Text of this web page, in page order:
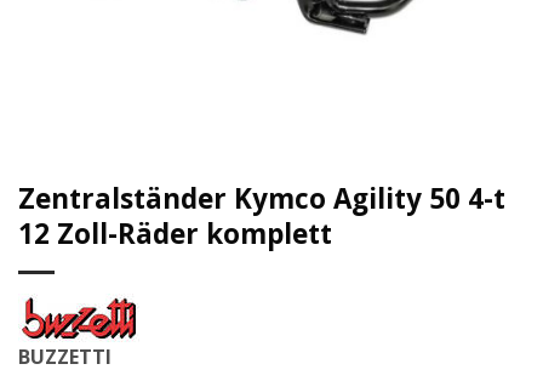
Zentralständer Kymco Agility 50 4-t
12 Zoll-Räder komplett
BUZZETTI